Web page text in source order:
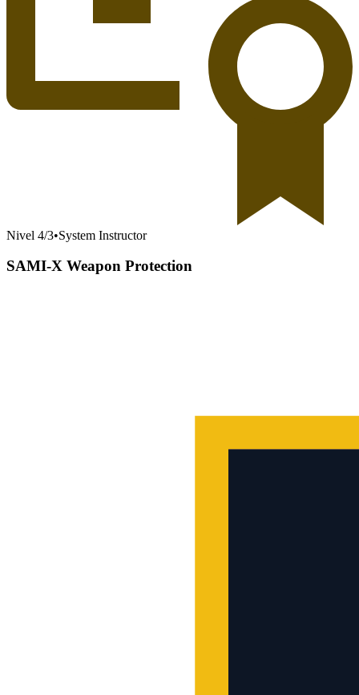
Nivel 4/3•System Instructor
SAMI-X Weapon Protection